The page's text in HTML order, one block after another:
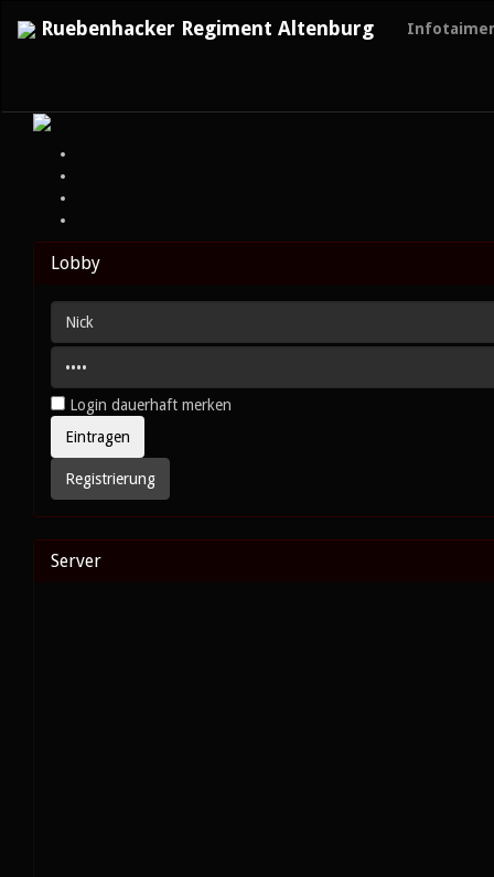
Ruebenhacker Regiment Altenburg
Lobby
Login dauerhaft merken
Registrierung
Server